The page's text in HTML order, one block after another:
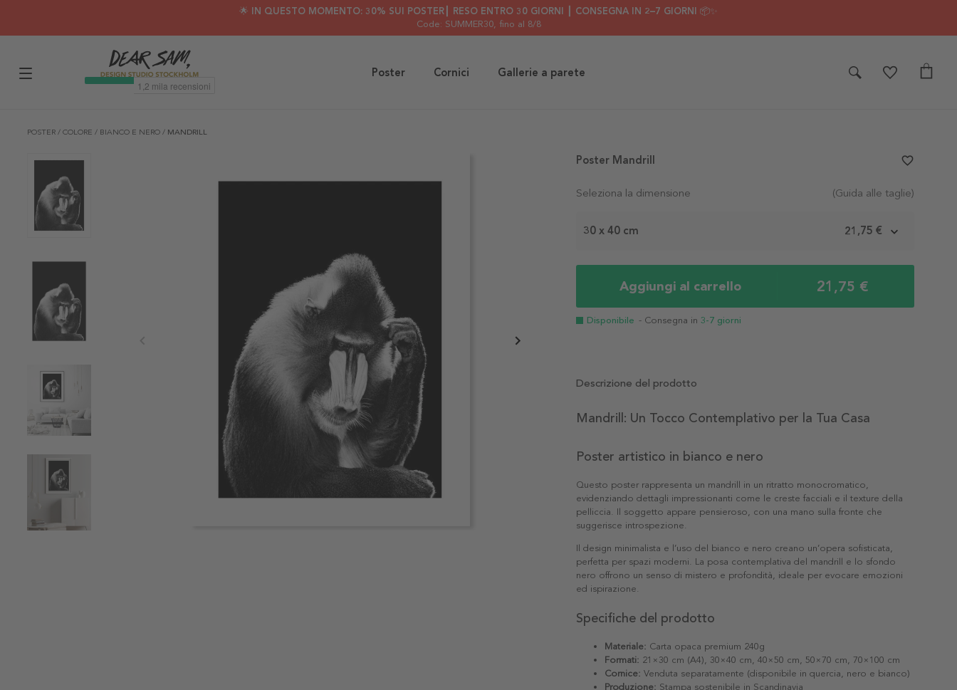
🌟 IN QUESTO MOMENTO: 30% SUI POSTER┃ RESO ENTRO 30 GIORNI ┃ CONSEGNA IN 2–7 GIORNI 📦✨
Code: SUMMER30, fino al 8/8
Poster Cornici Gallerie a parete
POSTER / COLORE / BIANCO E NERO / MANDRILL
Seleziona la dimensione (Guida alle taglie)
30 x 40 cm 21,75 €
Aggiungi al carrello 21,75 €
Disponibile - Consegna in 3-7 giorni
Poster Mandrill favorite_border
Descrizione del prodotto
Mandrill: Un Tocco Contemplativo per la Tua Casa
Poster artistico in bianco e nero
Questo poster rappresenta un mandrill in un ritratto monocromatico,
evidenziando dettagli impressionanti come le creste facciali e il texture della
pelliccia. Il soggetto appare pensieroso, con una mano sulla fronte che
suggerisce introspezione.
Il design minimalista e l’uso del bianco e nero creano un’opera sofisticata,
perfetta per spazi moderni. La posa contemplativa del mandrill e lo sfondo
nero offrono un senso di mistero e profondità, ideale per evocare emozioni
ed ispirazione.
Specifiche del prodotto
Materiale: Carta opaca premium 240g
Formati: 21×30 cm (A4), 30×40 cm, 40×50 cm, 50×70 cm, 70×100 cm
Cornice: Venduta separatamente (disponibile in quercia, nero e bianco)
Produzione: Stampa sostenibile in Scandinavia